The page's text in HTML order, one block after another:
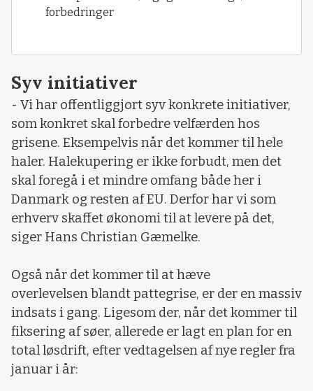
forbedringer
Syv initiativer
- Vi har offentliggjort syv konkrete initiativer,
som konkret skal forbedre velfærden hos
grisene. Eksempelvis når det kommer til hele
haler. Halekupering er ikke forbudt, men det
skal foregå i et mindre omfang både her i
Danmark og resten af EU. Derfor har vi som
erhverv skaffet økonomi til at levere på det,
siger Hans Christian Gæmelke.
Også når det kommer til at hæve
overlevelsen blandt pattegrise, er der en massiv
indsats i gang. Ligesom der, når det kommer til
fiksering af søer, allerede er lagt en plan for en
total løsdrift, efter vedtagelsen af nye regler fra
januar i år: